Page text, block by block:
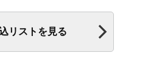
リストを見る